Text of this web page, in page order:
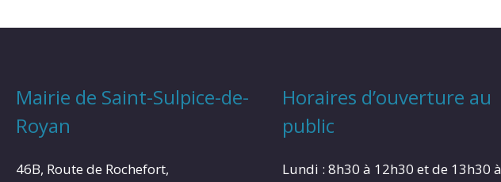
Mairie de Saint-Sulpice-de-
Royan
46B, Route de Rochefort,
Horaires d’ouverture au
public
Lundi : 8h30 à 12h30 et de 13h30 à